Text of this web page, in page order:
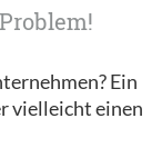
Ein
vielleicht einen